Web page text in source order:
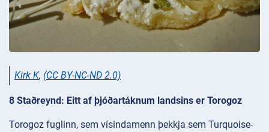
Kirk K, (CC BY-NC-ND 2.0)
8 Staðreynd: Eitt af þjóðartáknum landsins er Torogoz
Torogoz fuglinn, sem vísindamenn þekkja sem Turquoise-